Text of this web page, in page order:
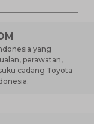
yang
perawatan,
cadang Toyota